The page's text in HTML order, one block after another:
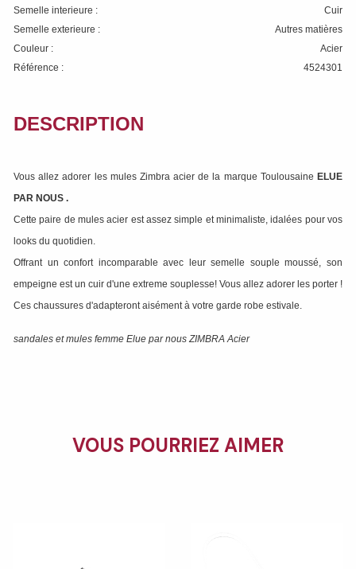
Semelle interieure :
Cuir
Semelle exterieure :
Autres matières
Couleur :
Acier
Référence :
4524301
DESCRIPTION
Vous allez adorer les mules Zimbra acier de la marque Toulousaine ELUE
PAR NOUS .
Cette paire de mules acier est assez simple et minimaliste, idalées pour vos
looks du quotidien.
Offrant un confort incomparable avec leur semelle souple moussé, son
empeigne est un cuir d'une extreme souplesse! Vous allez adorer les porter !
Ces chaussures d'adapteront aisément à votre garde robe estivale.
sandales et mules femme Elue par nous ZIMBRA Acier
VOUS POURRIEZ AIMER